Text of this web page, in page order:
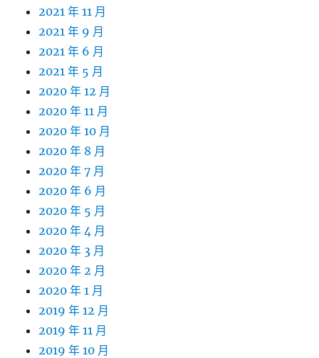
2021 年 11 月
2021 年 9 月
2021 年 6 月
2021 年 5 月
2020 年 12 月
2020 年 11 月
2020 年 10 月
2020 年 8 月
2020 年 7 月
2020 年 6 月
2020 年 5 月
2020 年 4 月
2020 年 3 月
2020 年 2 月
2020 年 1 月
2019 年 12 月
2019 年 11 月
2019 年 10 月